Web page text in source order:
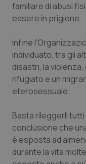
Provincia
Provincia
Puglia
Sardegna
Sicilia
Toscana
Infezioni &
Ipertensione
Malattie rare
Malattia di
Obesità
familiare di abusi
essere in prigione.
Infine
individuato, tra gli
disastri, la
rifugiato e un
eterosessuale.
Basta rileggerli
conclusione che
è esposta ad
durante la vita